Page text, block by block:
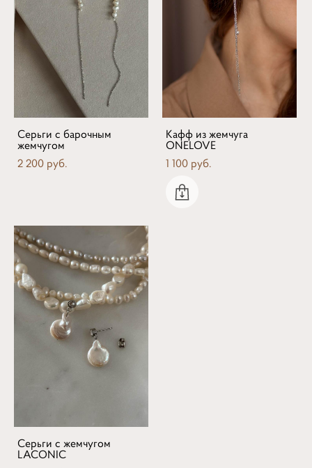
Серьги с барочным
жемчугом
2 200 pуб.
Кафф из жемчуга
ONELOVE
1 100 pуб.
Серьги с жемчугом
LACONIC